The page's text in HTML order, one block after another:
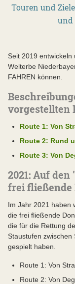
Touren und
und
Seit 2019
Welterbe
FAHREN können.
vorgestellten
Route 1: Von
Route 2: Rund
Route 3: Von
2021: Auf
frei fließende
Im Jahr 2021 haben
die frei fließende
die für die Rettung
Staustufen
gespielt haben.
Route 1: Von
Route 2: Von